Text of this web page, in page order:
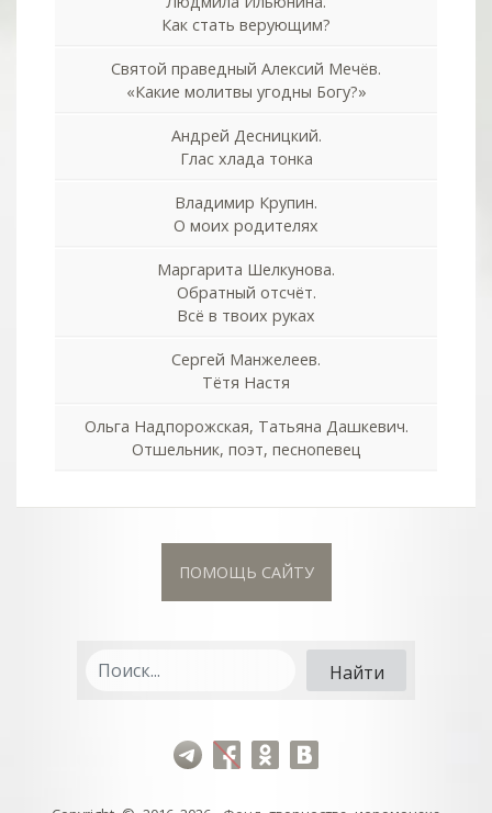
Как стать верующим?
Святой праведный Алексий Мечёв.
«Какие молитвы угодны Богу?»
Андрей Десницкий.
Глас хлада тонка
Владимир Крупин.
О моих родителях
Маргарита Шелкунова.
Обратный отсчёт.
Всё в твоих руках
Сергей Манжелеев.
Тётя Настя
Ольга Надпорожская, Татьяна Дашкевич.
Отшельник, поэт, песнопевец
ПОМОЩЬ САЙТУ